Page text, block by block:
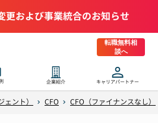
更および事業統合のお知らせ
転職無料相
談へ
企業紹介 キャリアパートナー
ント） CFO CFO（ファイナンスなし）